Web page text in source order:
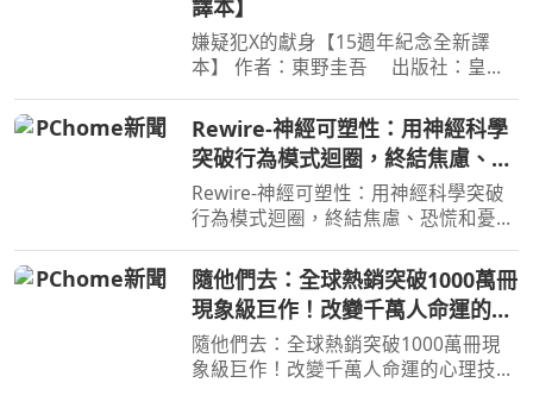
譯本】
嫌疑犯X的獻身【15週年紀念全新譯
本】 作者：東野圭吾 出版社：皇冠
00:00:00 有一種愛情，永遠不會說出
「我愛妳」， 卻比任何關係都更刻骨
銘心…… 東野圭吾：在本格推理的
Rewire-神經可塑性：用神經科學
突破行為模式迴圈，終結焦慮、恐
慌和憂鬱，實現最佳的心理健康
Rewire-神經可塑性：用神經科學突破
行為模式迴圈，終結焦慮、恐慌和憂
維諾拉（Nicole Vignola） 出版社：麥
田 出版日期：2024-05-30 00:00:00 ＜
內容簡介＞ 無法
隨他們去：全球熱銷突破1000萬冊
現象級巨作！改變千萬人命運的心
理技巧【附放下執念明信片】
隨他們去：全球熱銷突破1000萬冊現
象級巨作！改變千萬人命運的心理技巧